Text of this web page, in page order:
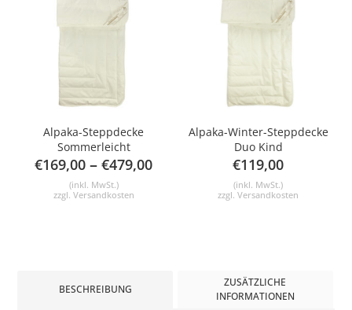
BESCHREIBUNG
ZUSÄTZLICHE
INFORMATIONEN
Alpaka-Steppdecke
Sommerleicht
€169,00 –€479,00
(inkl. MwSt.)
zzgl. Versandkosten
Alpaka-Winter-Steppdecke
Duo Kind
€119,00
(inkl. MwSt.)
zzgl.Versandkosten